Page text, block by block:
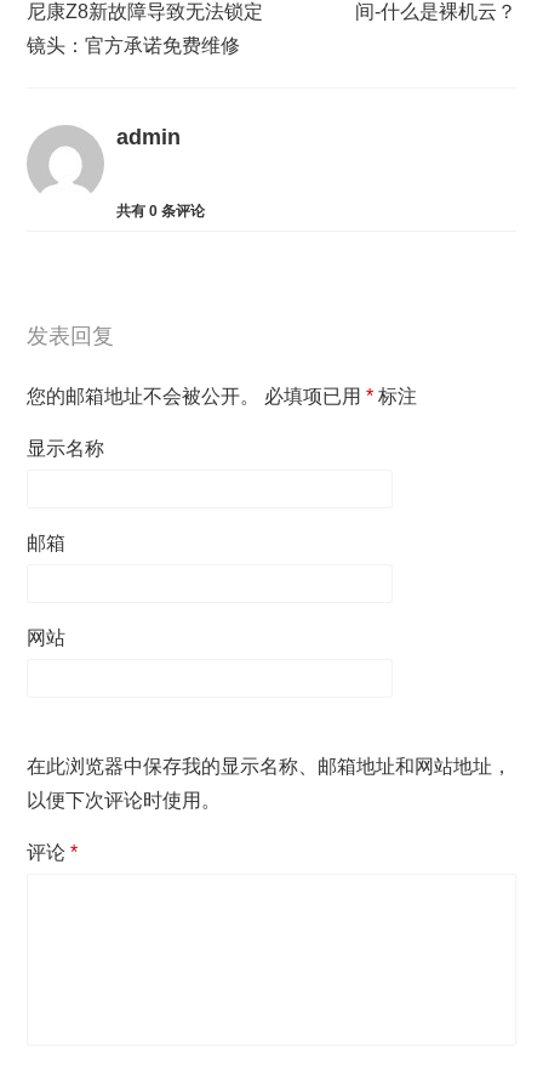
尼康Z8新故障导致无法锁定
镜头：官方承诺免费维修
间-什么是裸机云？
admin
共有0 条评论
发表回复
您的邮箱地址不会被公开。 必填项已用* 标注
显示名称
邮箱
网站
在此浏览器中保存我的显示名称、邮箱地址和网站地址，
以便下次评论时使用。
评论*